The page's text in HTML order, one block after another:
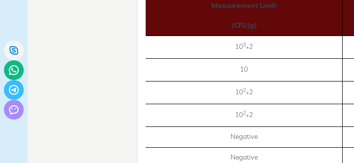
Measurement Limit
(CFU/g)
2*10
3
10
2*10
2
2*10
2
Negative
Negative